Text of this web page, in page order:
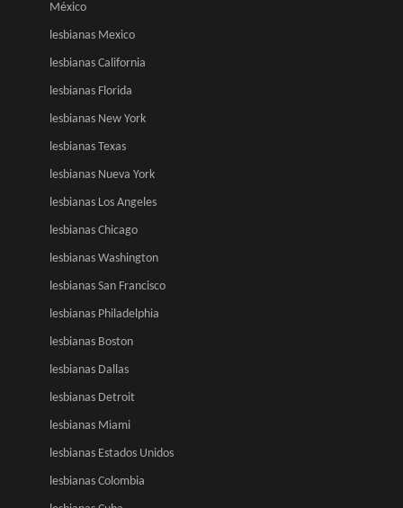
México
lesbianas Mexico
lesbianas California
lesbianas Florida
lesbianas New York
lesbianas Texas
lesbianas Nueva York
lesbianas Los Angeles
lesbianas Chicago
lesbianas Washington
lesbianas San Francisco
lesbianas Philadelphia
lesbianas Boston
lesbianas Dallas
lesbianas Detroit
lesbianas Miami
lesbianas Estados Unidos
lesbianas Colombia